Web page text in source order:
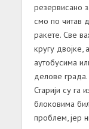
резервисано
смо по читав
ракете. Све
кругу
аутобусима
делове
Старији су га
блоковима
проблем, јер